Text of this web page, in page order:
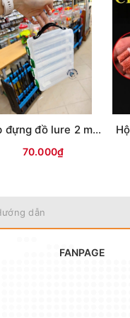
Hộp đựng đồ lure 2 mặt TRẮNG có quai xách
70.000₫
dẫn
FANPAGE